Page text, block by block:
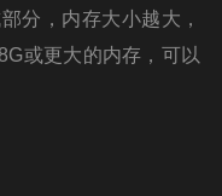
分，内存大小越大，
或更大的内存，可以